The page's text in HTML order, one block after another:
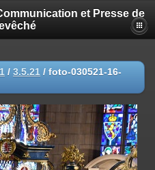
et Presse de
/ 3.5.21 / foto-030521-16-